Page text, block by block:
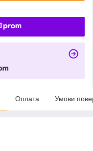
Оплата Умови